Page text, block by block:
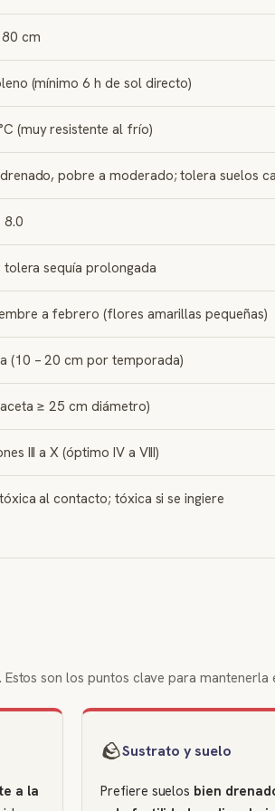
cm
(mínimo 6 h de sol directo)
(muy resistente al frío)
pobre a moderado; tolera suelos
8.0
tolera sequía prolongada
a febrero (flores amarillas pequeñas)
(10 – 20 cm por temporada)
≥ 25 cm diámetro)
III a X (óptimo IV a VIII)
al contacto; tóxica si se ingiere
son los puntos clave para mantenerla
a la
🪨Sustrato y suelo
Prefiere suelos bien